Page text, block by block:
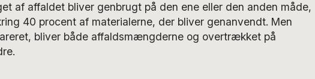
af affaldet bliver genbrugt på den ene eller den anden måde,
40 procent af materialerne, der bliver genanvendt. Men
bliver både affaldsmængderne og overtrækket på